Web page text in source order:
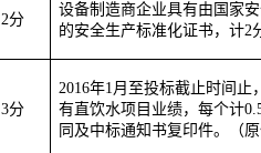
2分
设备制造商企业具有由国家
的安全生产标准化证书，计2
3分
2016年1月至投标截止时间止
有直饮水项目业绩，每个计
同及中标通知书复印件。（